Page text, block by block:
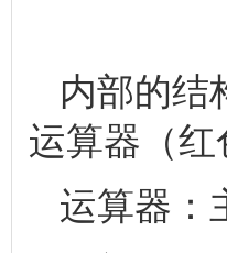
内部的结
运算器（
运算器：